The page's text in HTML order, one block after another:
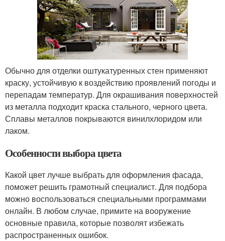
Обычно для отделки оштукатуренных стен применяют
краску, устойчивую к воздействию проявлений погоды и
перепадам температур. Для окрашивания поверхностей
из металла подходит краска стального, черного цвета.
Сплавы металлов покрываются винилхлоридом или
лаком.
Особенности выбора цвета
Какой цвет лучше выбрать для оформления фасада,
поможет решить грамотный специалист. Для подбора
можно воспользоваться специальными программами
онлайн. В любом случае, примите на вооружение
основные правила, которые позволят избежать
распространенных ошибок.